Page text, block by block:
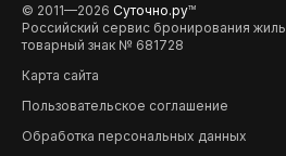
© 2011—2026 Суточно.руTM
Российский сервис бронирования
товарный знак № 681728
Карта сайта
Пользовательское соглашение
Обработка персональных данных